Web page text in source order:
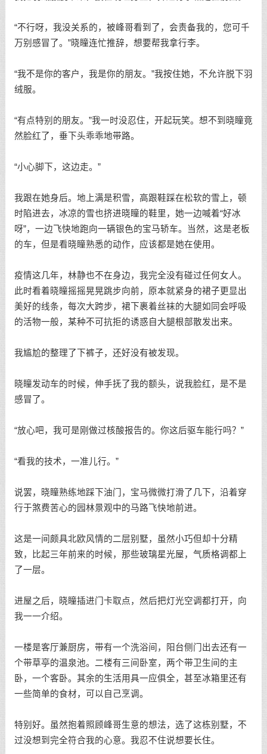
“不行呀，我没关系的，被峰哥看到了，会责备我的，您可千
万别感冒了。”晓瞳连忙推辞，想要帮我拿行李。
“我不是你的客户，我是你的朋友。”我按住她，不允许脱下羽
绒服。
“有点特别的朋友。”我一时没忍住，开起玩笑。想不到晓瞳竟
然脸红了，垂下头乖乖地带路。
“小心脚下，这边走。”
我跟在她身后。地上满是积雪，高跟鞋踩在松软的雪上，顿
时陷进去，冰凉的雪也挤进晓瞳的鞋里，她一边喊着“好冰
呀”，一边飞快地跑向一辆银色的宝马轿车。当然，这是老板
的车，但是看晓瞳熟悉的动作，应该都是她在使用。
疫情这几年，林静也不在身边，我完全没有碰过任何女人。
此时看着晓瞳摇摇晃晃跳步向前，原本就紧身的裙子更显出
美好的线条，每次大跨步，裙下裹着丝袜的大腿如同会呼吸
的活物一般，某种不可抗拒的诱惑自大腿根部散发出来。
我尴尬的整理了下裤子，还好没有被发现。
晓瞳发动车的时候，伸手抚了我的额头，说我脸红，是不是
感冒了。
“放心吧，我可是刚做过核酸报告的。你这后驱车能行吗？”
“看我的技术，一准儿行。”
说罢，晓瞳熟练地踩下油门，宝马微微打滑了几下，沿着穿
行于煞费苦心的园林景观中的马路飞快地前进。
这是一间颇具北欧风情的二层别墅，虽然小巧但却十分精
致，比起三年前来的时候，那些玻璃星光屋，气质格调都上
了一层。
进屋之后，晓瞳插进门卡取点，然后把灯光空调都打开，向
我一一介绍。
一楼是客厅兼厨房，带有一个洗浴间，阳台侧门出去还有一
个带草亭的温泉池。二楼有三间卧室，两个带卫生间的主
卧，一个客卧。其余的生活用具一应俱全，甚至冰箱里还有
一些简单的食材，可以自己烹调。
特别好。虽然抱着照顾峰哥生意的想法，选了这栋别墅，不
过没想到完全符合我的心意。我忍不住说想要长住。